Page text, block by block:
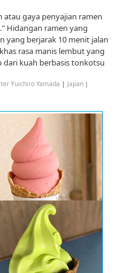
atau gaya penyajian ramen
Hidangan ramen yang
yang berjarak 10 menit jalan
rasa manis lembut yang
kuah berbasis tonkotsu
Yuichiro Yamada | Japan｜